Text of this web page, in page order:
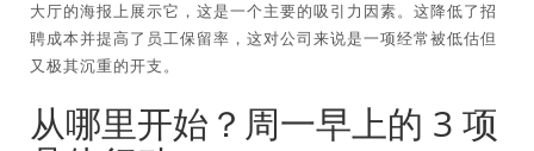
大厅的海报上展示它，这是一个主要的吸引力因素。这降低了招
聘成本并提高了员工保留率，这对公司来说是一项经常被低估但
又极其沉重的开支。
从哪里开始？周一早上的 3 项